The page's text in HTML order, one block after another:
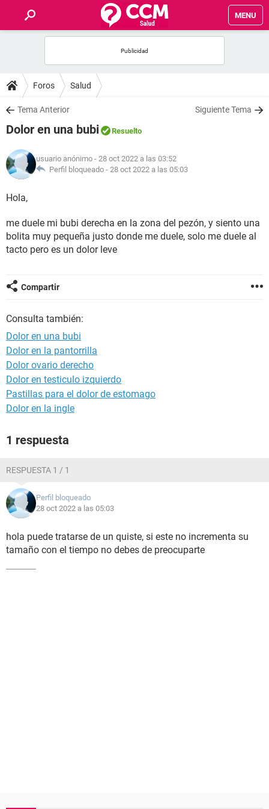
MENU
FOROS
SALUD
NUTRICIÓN
BIENESTAR
SEXUALIDAD
Foros Salud
Tema Anterior Siguiente Tema
Dolor en una bubi Resuelto
usuario anónimo - 28 oct 2022 a las 03:52
Perfil bloqueado - 28 oct 2022 a las 05:03
Hola,
me duele mi bubi derecha en la zona del pezón, y siento una
bolita muy pequeña justo donde me duele, solo me duele al
tacto pero es un dolor leve
Compartir
Consulta también:
Dolor en una bubi
Dolor en la pantorrilla
Dolor ovario derecho
Dolor en testiculo izquierdo
Pastillas para el dolor de estomago
Dolor en la ingle
1 respuesta
RESPUESTA 1 / 1
Perfil bloqueado
28 oct 2022 a las 05:03
hola puede tratarse de un quiste, si este no incrementa su
tamaño con el tiempo no debes de preocuparte